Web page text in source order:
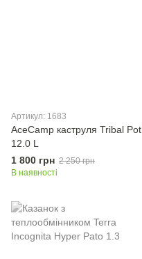
Артикул: 1683
AceCamp каструля Tribal Pot
12.0 L
1 800 грн 2 250 грн
В наявності